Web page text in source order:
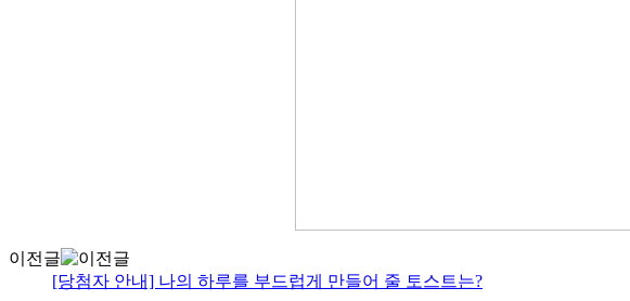
이전글
[당첨자 안내] 나의 하루를 부드럽게 만들어 줄 토스트는?